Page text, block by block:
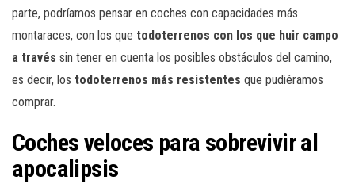
parte, podríamos pensar en coches con capacidades más
montaraces, con los que todoterrenos con los que huir campo
a través sin tener en cuenta los posibles obstáculos del camino,
es decir, los todoterrenos más resistentes que pudiéramos
comprar.
Coches veloces para sobrevivir al
apocalipsis